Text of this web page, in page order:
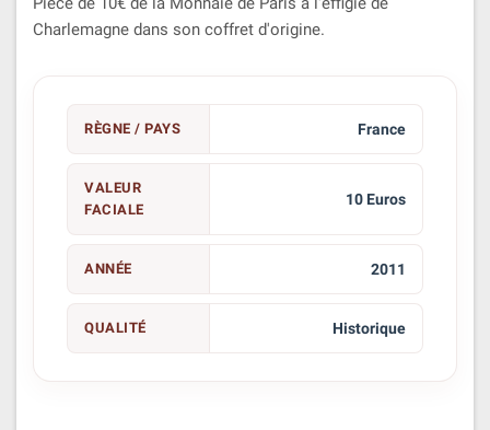
Charlemagne dans son coffret d'origine.
RÈGNE / PAYS France
VALEUR
FACIALE
10 Euros
ANNÉE 2011
QUALITÉ Historique